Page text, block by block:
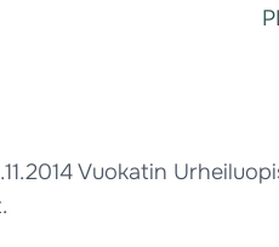
Vuokatin